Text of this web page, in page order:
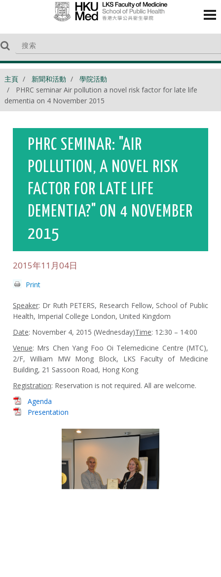
主頁 新聞和活動
學院活動
PHRC seminar Air pollution a novel risk factor for late life
dementia on 4 November 2015
PHRC SEMINAR: "AIR
POLLUTION, A NOVEL RISK
FACTOR FOR LATE LIFE
DEMENTIA?" ON 4 NOVEMBER
2015
2015年11月04日
Print
Speaker: Dr Ruth PETERS, Research Fellow, School of Public
Health, Imperial College London, United Kingdom
Date: November 4, 2015 (Wednesday)Time: 12:30 – 14:00
Venue: Mrs Chen Yang Foo Oi Telemedicine Centre (MTC),
2/F, William MW Mong Block, LKS Faculty of Medicine
Building, 21 Sassoon Road, Hong Kong
Registration: Reservation is not required. All are welcome.
Agenda
Presentation